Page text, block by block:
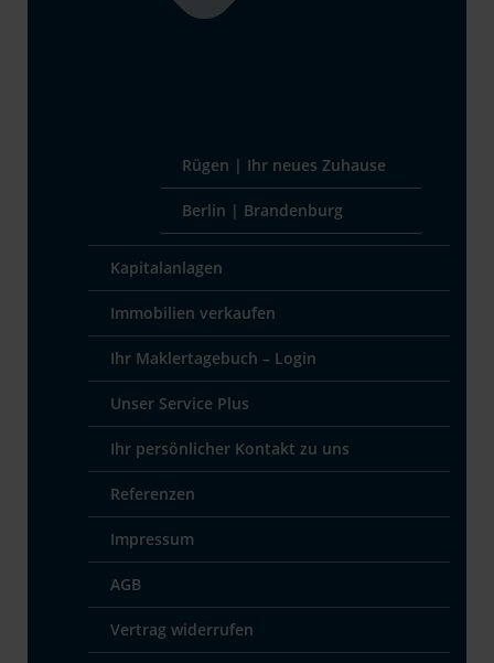
Rügen | Ihr neues Zuhause
Berlin | Brandenburg
Kapitalanlagen
Immobilien verkaufen
Ihr Maklertagebuch – Login
Unser Service Plus
Ihr persönlicher Kontakt zu uns
Referenzen
Impressum
AGB
Vertrag widerrufen